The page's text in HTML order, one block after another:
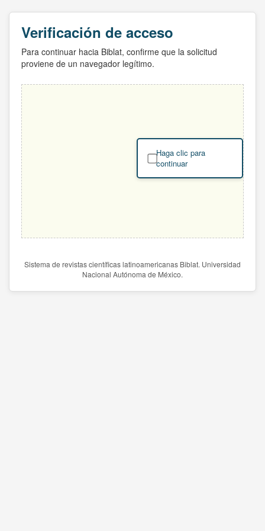
Verificación de acceso
Para continuar hacia Biblat, confirme que la solicitud
proviene de un navegador legítimo.
Haga clic para
continuar
Sistema de revistas científicas latinoamericanas Biblat. Universidad
Nacional Autónoma de México.